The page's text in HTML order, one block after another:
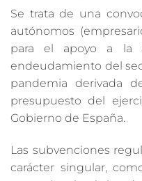
Se trata de una
autónomos
para el apoyo a la
endeudamiento del
pandemia derivada
presupuesto del
Gobierno de España.
Las subvenciones
carácter singular,